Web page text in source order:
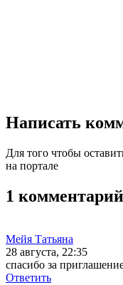
Написать
Для того чтобы
на портале
1 комментарий
Мейя Татьяна
28 августа, 22:35
спасибо за
Ответить